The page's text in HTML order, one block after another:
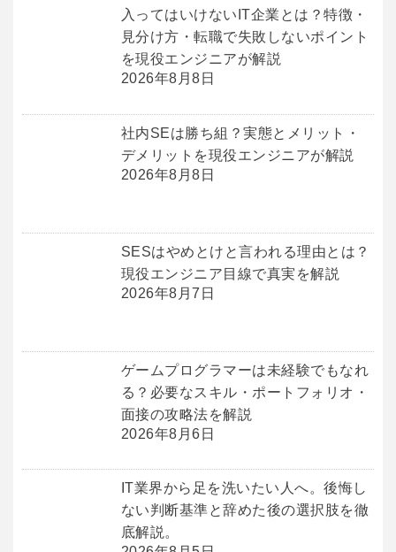
入ってはいけないIT企業とは？特徴・
見分け方・転職で失敗しないポイント
を現役エンジニアが解説
2026年8月8日
社内SEは勝ち組？実態とメリット・
デメリットを現役エンジニアが解説
2026年8月8日
SESはやめとけと言われる理由とは？
現役エンジニア目線で真実を解説
2026年8月7日
ゲームプログラマーは未経験でもなれ
る？必要なスキル・ポートフォリオ・
面接の攻略法を解説
2026年8月6日
IT業界から足を洗いたい人へ。後悔し
ない判断基準と辞めた後の選択肢を徹
底解説。